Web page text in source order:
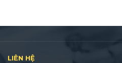
LIÊN HỆ